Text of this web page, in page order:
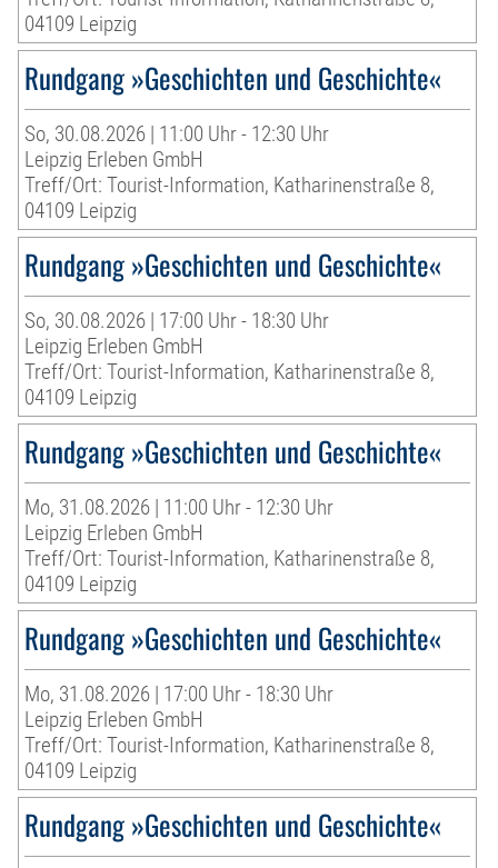
04109 Leipzig
Rundgang »Geschichten und Geschichte«
So, 30.08.2026 | 11:00 Uhr - 12:30 Uhr
Leipzig Erleben GmbH
Treff/Ort: Tourist-Information, Katharinenstraße 8,
04109 Leipzig
Rundgang »Geschichten und Geschichte«
So, 30.08.2026 | 17:00 Uhr - 18:30 Uhr
Leipzig Erleben GmbH
Treff/Ort: Tourist-Information, Katharinenstraße 8,
04109 Leipzig
Rundgang »Geschichten und Geschichte«
Mo, 31.08.2026 | 11:00 Uhr - 12:30 Uhr
Leipzig Erleben GmbH
Treff/Ort: Tourist-Information, Katharinenstraße 8,
04109 Leipzig
Rundgang »Geschichten und Geschichte«
Mo, 31.08.2026 | 17:00 Uhr - 18:30 Uhr
Leipzig Erleben GmbH
Treff/Ort: Tourist-Information, Katharinenstraße 8,
04109 Leipzig
Rundgang »Geschichten und Geschichte«